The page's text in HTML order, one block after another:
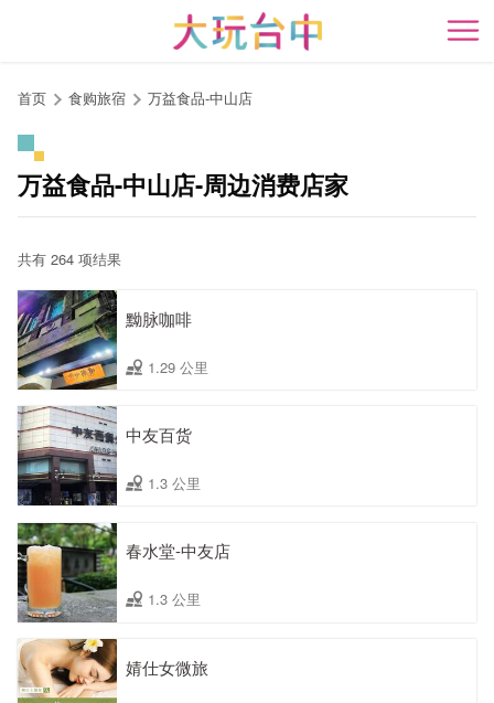
开
首页 食购旅宿 万益食品-中山店
万益食品-中山店-周边消费店家
共有 264 项结果
黝脉咖啡
1.29 公里
中友百货
1.3 公里
春水堂-中友店
1.3 公里
婧仕女微旅